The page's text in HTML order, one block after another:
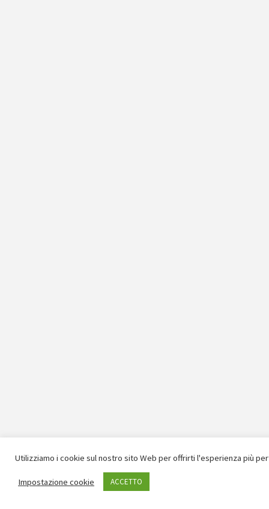
Utilizziamo i cookie sul nostro sito Web per offrirti l'esperienza più
Impostazione cookie ACCETTO